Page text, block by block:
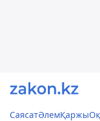
СаясатӘлемҚаржы